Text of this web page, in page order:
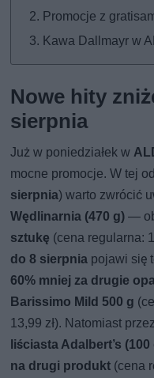
Promocje z
Kawa Dallmayr w
Nowe hity
sierpnia
Już w poniedziałek w
mocne promocje. W tej
sierpnia) warto zwrócić
Wędlinarnia (470 g) —
sztukę (cena regularna:
do 8 sierpnia pojawi się
60% mniej za drugie
Barissimo Mild 500 g
13,99 zł). Natomiast
liściasta Adalbert’s (100
na drugi produkt (cena